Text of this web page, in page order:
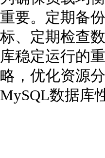
重要。定期备
标、定期检查
库稳定运行的
略，优化资源
MySQL数据库